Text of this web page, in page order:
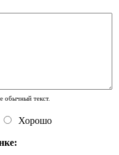
обычный текст.
Хорошо